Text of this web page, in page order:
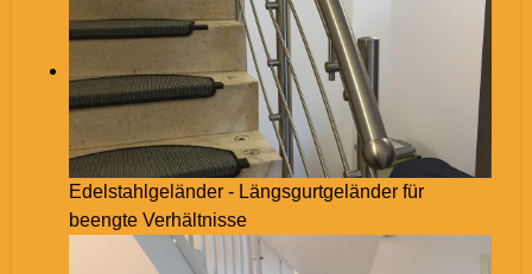
Edelstahlgeländer - Längsgurtgeländer für
beengte Verhältnisse